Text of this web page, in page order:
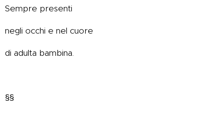
Sempre presenti
negli occhi e nel cuore
di adulta bambina.
§§